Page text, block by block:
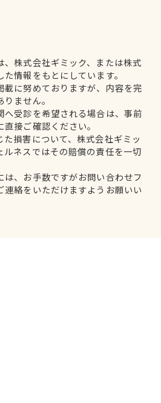
、株式会社ギミック、または株式
情報をもとにしています。
載に努めておりますが、内容を完
ません。
へ受診を希望される場合は、事前
接ご確認ください。
た損害について、株式会社ギミッ
ルネスではその賠償の責任を一切
は、お手数ですがお問い合わせフ
連絡をいただけますようお願いい